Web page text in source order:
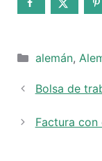
Categorías
alemán,
Bolsa de
Factura con